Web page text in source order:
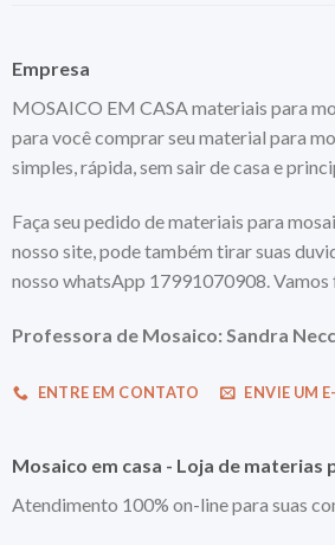
Empresa
MOSAICO EM CASA materiais para
para você comprar seu material para
simples, rápida, sem sair de casa e
Faça seu pedido de materiais para
nosso site, pode também tirar suas
nosso whatsApp 17991070908.
Professora de Mosaico: Sandra
ENTRE EM CONTATO ENVIE UM
Mosaico em casa - Loja de materias
Atendimento 100% on-line para suas